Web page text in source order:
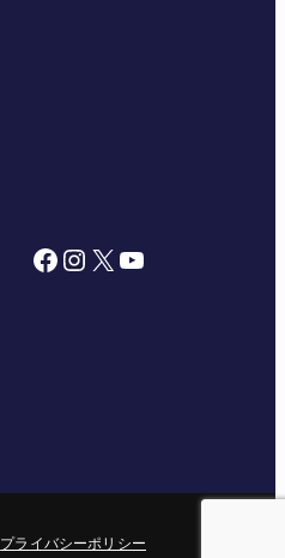
Facebook Instagram X YouTube
プライバシーポリシー